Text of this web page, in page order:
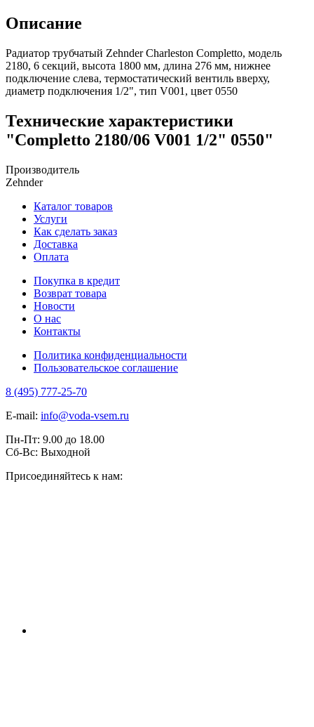
Описание
Радиатор трубчатый Zehnder Charleston Completto, модель
2180, 6 секций, высота 1800 мм, длина 276 мм, нижнее
подключение слева, термостатический вентиль вверху,
диаметр подключения 1/2", тип V001, цвет 0550
Технические характеристики
"Completto 2180/06 V001 1/2" 0550"
Производитель
Zehnder
Каталог товаров
Услуги
Как сделать заказ
Доставка
Оплата
Покупка в кредит
Возврат товара
Новости
О нас
Контакты
Политика конфиденциальности
Пользовательское соглашение
8 (495) 777-25-70
E-mail: info@voda-vsem.ru
Пн-Пт: 9.00 до 18.00
Сб-Вс: Выходной
Присоединяйтесь к нам: